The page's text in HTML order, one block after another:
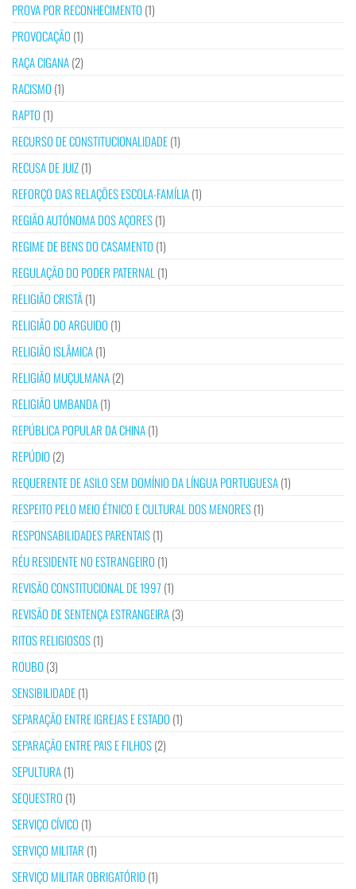
PROVA POR RECONHECIMENTO (1)
PROVOCAÇÃO (1)
RAÇA CIGANA(2)
RACISMO (1)
RAPTO (1)
RECURSO DE CONSTITUCIONALIDADE(1)
RECUSA DE JUIZ(1)
REFORÇO DAS RELAÇÕES ESCOLA-FAMÍLIA(1)
REGIÃO AUTÓNOMA DOS AÇORES(1)
REGIME DE BENS DO CASAMENTO (1)
REGULAÇÃO DO PODER PATERNAL (1)
RELIGIÃO CRISTÃ(1)
RELIGIÃO DO ARGUIDO (1)
RELIGIÃO ISLÂMICA(1)
RELIGIÃO MUÇULMANA(2)
RELIGIÃO UMBANDA(1)
REPÚBLICA POPULAR DA CHINA(1)
REPÚDIO (2)
REQUERENTE DE ASILO SEM DOMÍNIO DA LÍNGUA PORTUGUESA(1)
RESPEITO PELO MEIO ÉTNICO E CULTURAL DOS MENORES(1)
RESPONSABILIDADES PARENTAIS(1)
RÉU RESIDENTE NO ESTRANGEIRO (1)
REVISÃO CONSTITUCIONAL DE 1997 (1)
REVISÃO DE SENTENÇA ESTRANGEIRA(3)
RITOS RELIGIOSOS(1)
ROUBO (3)
SENSIBILIDADE(1)
SEPARAÇÃO ENTRE IGREJAS E ESTADO (1)
SEPARAÇÃO ENTRE PAIS E FILHOS(2)
SEPULTURA(1)
SEQUESTRO (1)
SERVIÇO CÍVICO (1)
SERVIÇO MILITAR (1)
SERVIÇO MILITAR OBRIGATÓRIO (1)